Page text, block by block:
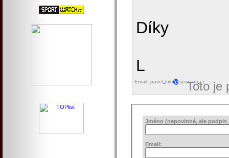
Díky
L
Email: pavel luki seznam cz
Toto je
Jméno (nepovinné, ale podpis
Email: